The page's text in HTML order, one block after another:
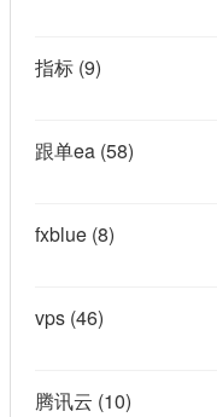
指标 (9)
跟单ea (58)
fxblue (8)
vps (46)
腾讯云 (10)